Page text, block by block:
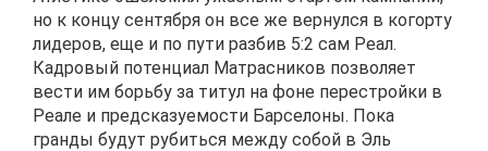
но к концу сентября он все же вернулся в когорту
лидеров, еще и по пути разбив 5:2 сам Реал.
Кадровый потенциал Матрасников позволяет
вести им борьбу за титул на фоне перестройки в
Реале и предсказуемости Барселоны. Пока
гранды будут рубиться между собой в Эль